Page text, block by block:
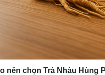
nên chọn Trà Nhàu Hùng